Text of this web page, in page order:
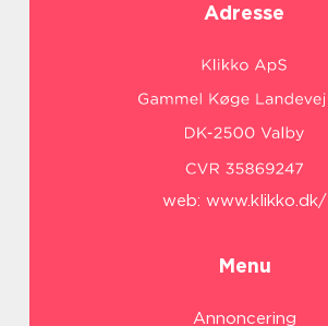
Adresse
web: www.klikko.dk/
Menu
Annoncering